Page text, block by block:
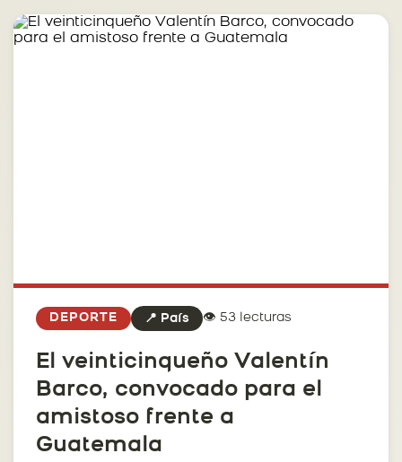
DEPORTE 📍 País 👁️ 53 lecturas
El veinticinqueño Valentín
Barco, convocado para el
amistoso frente a
Guatemala